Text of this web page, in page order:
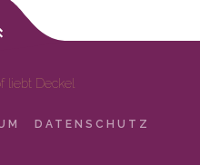
liebt Deckel
DATENSCHUTZ